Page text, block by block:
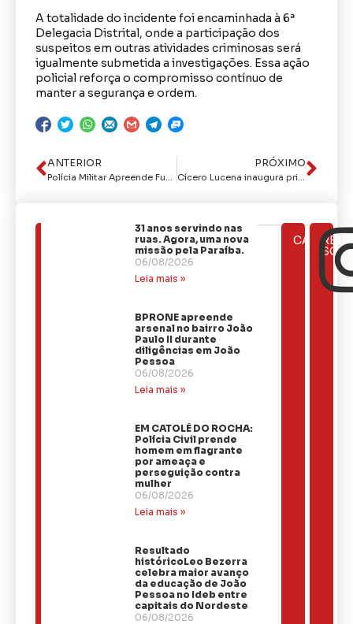
A totalidade do incidente foi encaminhada à 6ª
Delegacia Distrital, onde a participação dos
suspeitos em outras atividades criminosas será
igualmente submetida a investigações. Essa ação
policial reforça o compromisso contínuo de
manter a segurança e ordem.
ANTERIOR PRÓXIMO
Cícero Lucena inaugura primeira academia ao ar livre de João Pessoa e projeta novas unidades para outros bairros
31 anos servindo nas
ruas. Agora, uma nova
missão pela Paraíba.
06/08/2026
Leia mais »
BPRONE apreende
arsenal no bairro João
Paulo II durante
diligências em João
Pessoa
06/08/2026
Leia mais »
EM CATOLÉ DO ROCHA:
Polícia Civil prende
homem em flagrante
por ameaça e
perseguição contra
mulher
06/08/2026
Leia mais »
Resultado
históricoLeo Bezerra
celebra maior avanço
da educação de João
Pessoa no Ideb entre
capitais do Nordeste
06/08/2026